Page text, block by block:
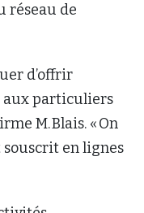
réseau de
d’offrir
aux particuliers
M. Blais. « On
en lignes